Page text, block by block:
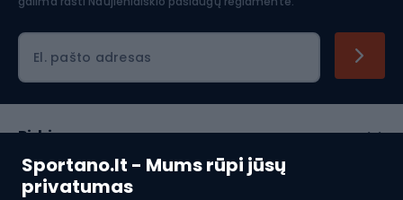
Sportano.lt - Mums rūpi jūsų
privatumas
El. pašto adresas
Pirkimas
Klientų aptarnavimas